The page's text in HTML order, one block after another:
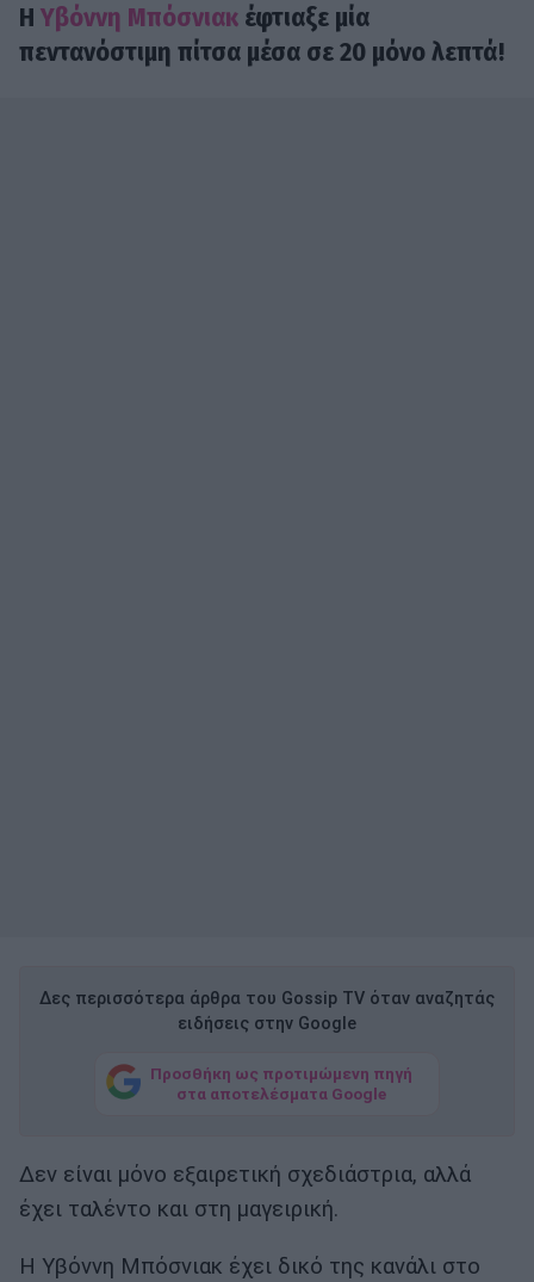
Η Υβόννη Μπόσνιακ έφτιαξε μία
πεντανόστιμη πίτσα μέσα σε 20 μόνο λεπτά!
Δες περισσότερα άρθρα του Gossip TV όταν αναζητάς
ειδήσεις στην Google
Προσθήκη ως προτιμώμενη πηγή
στα αποτελέσματα Google
Δεν είναι μόνο εξαιρετική σχεδιάστρια, αλλά
έχει ταλέντο και στη μαγειρική.
Η Υβόννη Μπόσνιακ έχει δικό της κανάλι στο